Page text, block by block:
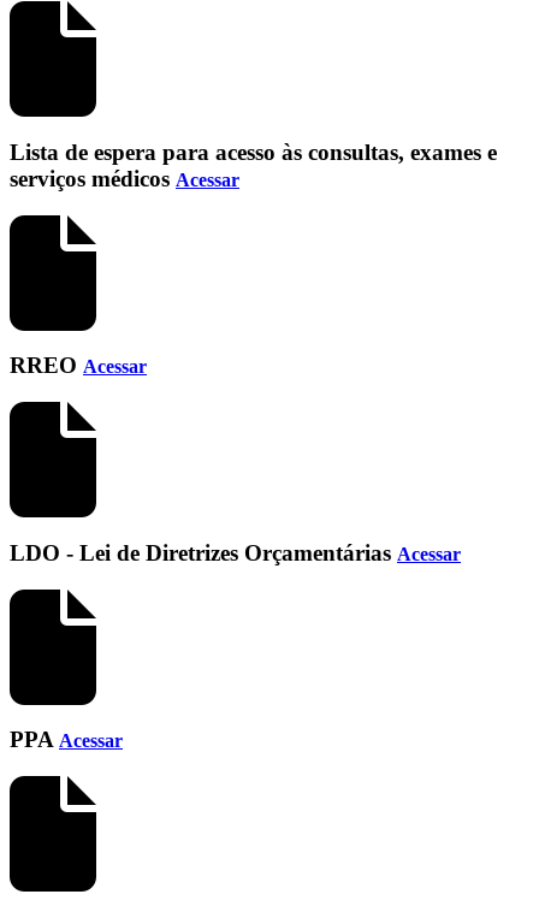
Lista de espera para acesso às consultas, exames e
serviços médicos Acessar
RREO Acessar
LDO - Lei de Diretrizes Orçamentárias Acessar
PPA Acessar